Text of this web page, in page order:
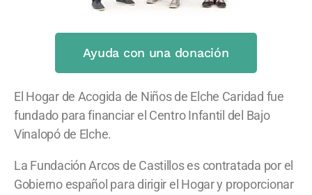
El Hogar de Acogida de Niños de Elche Caridad fue
fundado para financiar el Centro Infantil del Bajo
Vinalopó de Elche.
La Fundación Arcos de Castillos es contratada por el
Gobierno español para dirigir el Hogar y proporcionar
Ayuda con una donación